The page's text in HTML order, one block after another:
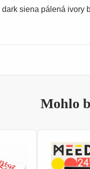
siena pálená ivory
Mohlo